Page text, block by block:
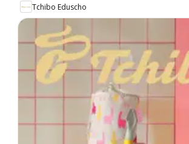
Tchibo Eduscho